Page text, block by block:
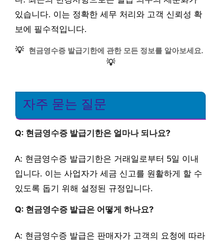
있습니다. 이는 정확한 세무 처리와 고객 신뢰성 확
보에 필수적입니다.
💡 현금영수증 발급기한에 관한 모든 정보를 알아보세요.
💡
자주 묻는 질문
Q: 현금영수증 발급기한은 얼마나 되나요?
A: 현금영수증 발급기한은 거래일로부터 5일 이내
입니다. 이는 사업자가 세금 신고를 원활하게 할 수
있도록 돕기 위해 설정된 규정입니다.
Q: 현금영수증 발급은 어떻게 하나요?
A: 현금영수증 발급은 판매자가 고객의 요청에 따라